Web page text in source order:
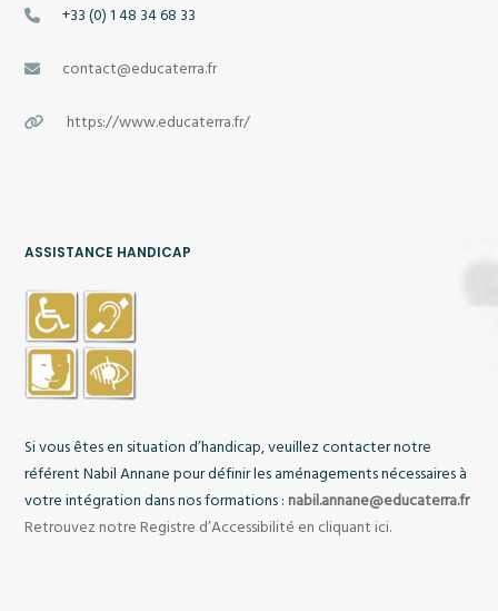
+33 (0) 1 48 34 68 33
contact@educaterra.fr
https://www.educaterra.fr/
ASSISTANCE HANDICAP
Si vous êtes en situation d’handicap, veuillez contacter notre
référentNabil Annanepour définir les aménagements nécessaires à
votre intégration dans nos formations : nabil.annane@educaterra.fr
Retrouvez notre Registre d’Accessibilité en cliquant ici.